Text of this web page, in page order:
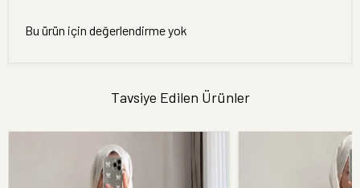
Bu ürün için değerlendirme yok
Tavsiye Edilen Ürünler